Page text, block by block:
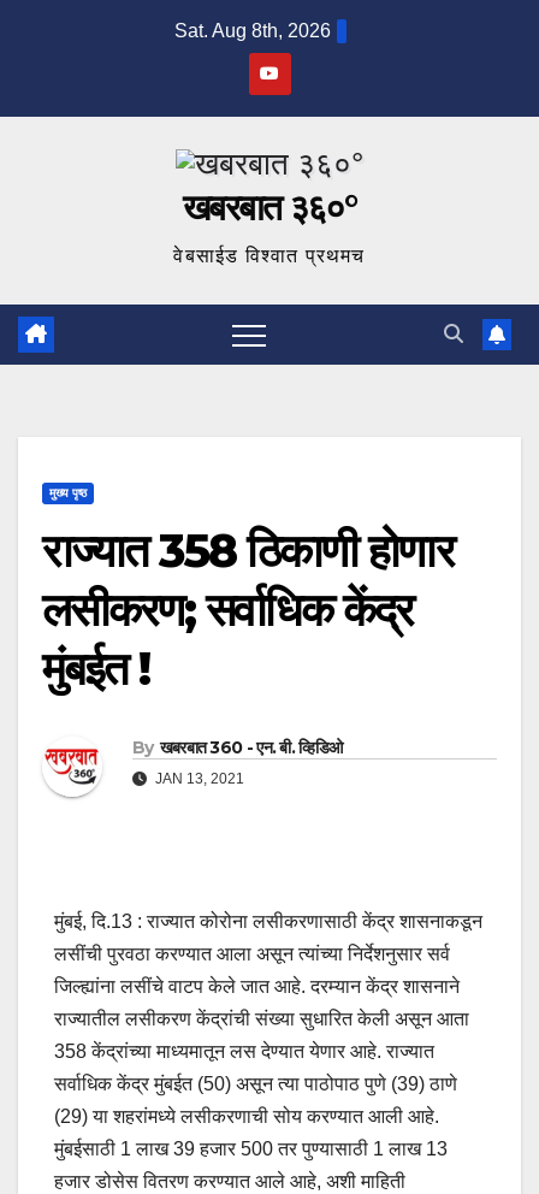
Sat. Aug 8th, 2026
खबरबात ३६०°
वेबसाईड विश्वात प्रथमच
मुख्य पृष्ठ
राज्यात 358 ठिकाणी होणार
लसीकरण; सर्वाधिक केंद्र
मुंबईत !
By खबरबात 360 - एन. बी. व्हिडिओ
JAN 13, 2021
मुंबई, दि.13 : राज्यात कोरोना लसीकरणासाठी केंद्र शासनाकडून
लसींची पुरवठा करण्यात आला असून त्यांच्या निर्देशनुसार सर्व
जिल्ह्यांना लसींचे वाटप केले जात आहे. दरम्यान केंद्र शासनाने
राज्यातील लसीकरण केंद्रांची संख्या सुधारित केली असून आता
358 केंद्रांच्या माध्यमातून लस देण्यात येणार आहे. राज्यात
सर्वाधिक केंद्र मुंबईत (50) असून त्या पाठोपाठ पुणे (39) ठाणे
(29) या शहरांमध्ये लसीकरणाची सोय करण्यात आली आहे.
मुंबईसाठी 1 लाख 39 हजार 500 तर पुण्यासाठी 1 लाख 13
हजार डोसेस वितरण करण्यात आले आहे, अशी माहिती